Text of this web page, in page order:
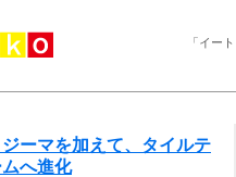
「イー
ーマを加えて、タイルテ
へ進化